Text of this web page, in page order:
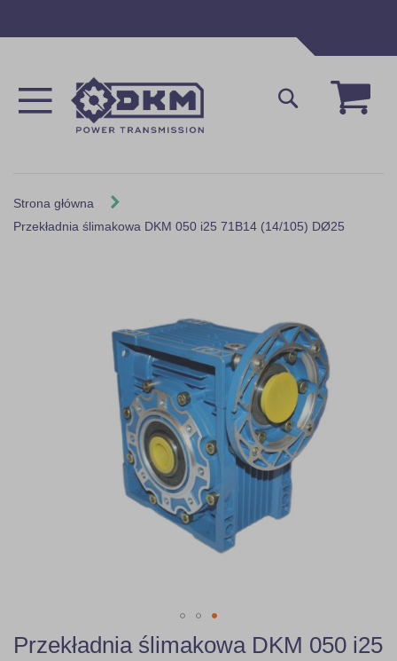
Mój
Szukaj
Strona główna
Przekładnia ślimakowa DKM 050 i25 71B14 (14/105) DØ25
Skip
toPrzekładnia ślimakowa DKM 050 i25